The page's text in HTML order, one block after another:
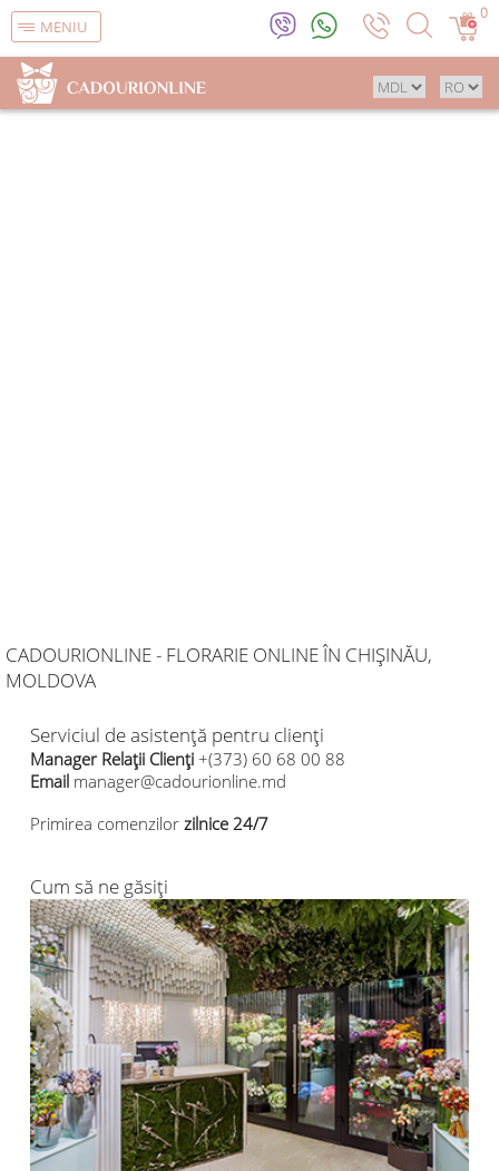
MENIU
0
CADOURIONLINE - FLORARIE ONLINE ÎN CHIȘINĂU,
MOLDOVA
Serviciul de asistență pentru clienți
Manager Relații Clienți +(373) 60 68 00 88
Email manager@cadourionline.md
Primirea comenzilor zilnice 24/7
Cum să ne găsiți